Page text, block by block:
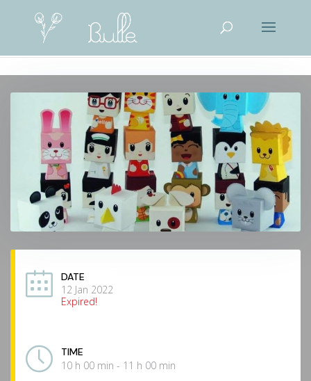
DATE
12 Jan 2022
Expired!
TIME
10 h 00 min - 11 h 00 min